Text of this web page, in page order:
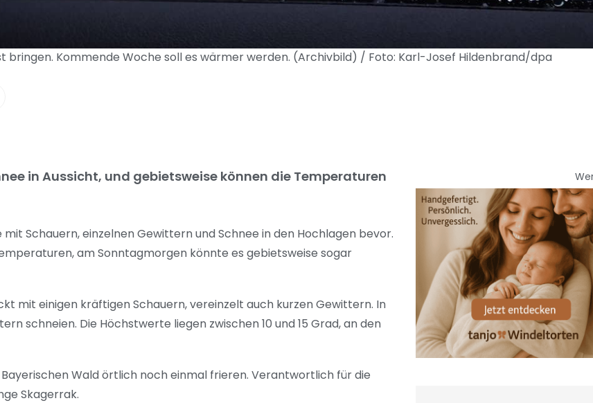
bringen. Kommende Woche soll es wärmer werden. (Archivbild) / Foto: Karl-Josef Hildenbrand/dpa
in Aussicht, und gebietsweise können die Temperaturen
Schauern, einzelnen Gewittern und Schnee in den Hochlagen bevor.
am Sonntagmorgen könnte es gebietsweise sogar
mit einigen kräftigen Schauern, vereinzelt auch kurzen Gewittern. In
schneien. Die Höchstwerte liegen zwischen 10 und 15 Grad, an den
Wald örtlich noch einmal frieren. Verantwortlich für die
Skagerrak.